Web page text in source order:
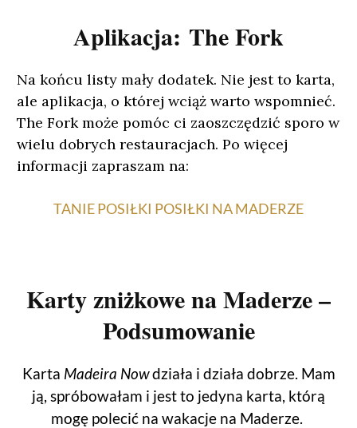
Aplikacja: The Fork
Na końcu listy mały dodatek. Nie jest to karta,
ale aplikacja, o której wciąż warto wspomnieć.
The Fork może pomóc ci zaoszczędzić sporo w
wielu dobrych restauracjach. Po więcej
informacji zapraszam na:
TANIE POSIŁKI POSIŁKI NA MADERZE
Karty zniżkowe na Maderze –
Podsumowanie
Karta Madeira Nowdziała i działa dobrze. Mam
ją, spróbowałam i jest to jedyna karta, którą
mogę polecić na wakacje na Maderze.